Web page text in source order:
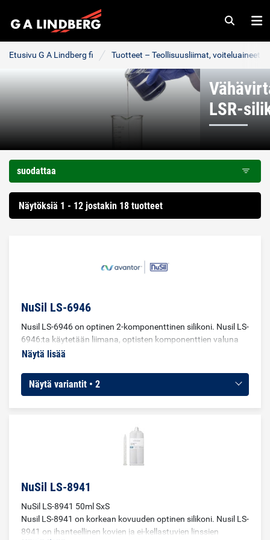
Haku
Etusivu G A Lindberg fi Tuotteet – Teollisuusliimat, voiteluaineet
LSR-
suodattaa
Näytöksiä 1 - 12 jostakin 18 tuotteet
NuSil LS-6946
Nusil LS-6946 on optinen 2-komponenttinen silikoni. Nusil LS-
6946:ta käytetään liimana, optisten komponenttien valuna
tai ruiskuvaluna.
Näytä lisää
Näytä variantit • 2
NuSil LS-8941
NuSil LS-8941 50ml SxS
Nusil LS-8941 on korkean kovuuden optinen silikoni. Nusil LS-
8941 on ihanteellinen kovien ja ei-kellastuvien linssien